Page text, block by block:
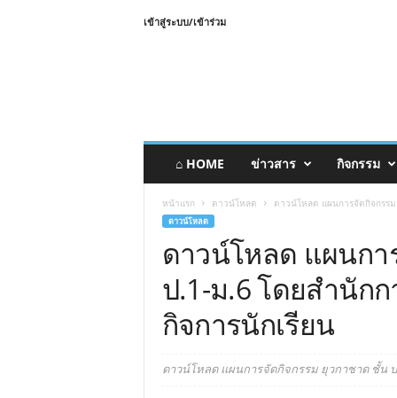
เข้าสู่ระบบ/เข้าร่วม
⌂ HOME ข่าวสาร กิจกรรม
หน้าแรก ดาวน์โหลด ดาวน์โหลด แผนการจัดกิจกรร
ดาวน์โหลด
ดาวน์โหลด แผนก
ป.1-ม.6 โดยสํานัก
กิจการนักเรียน
ดาวน์โหลด แผนการจัดกิจกรรม ยุวกาชาด ชั้น